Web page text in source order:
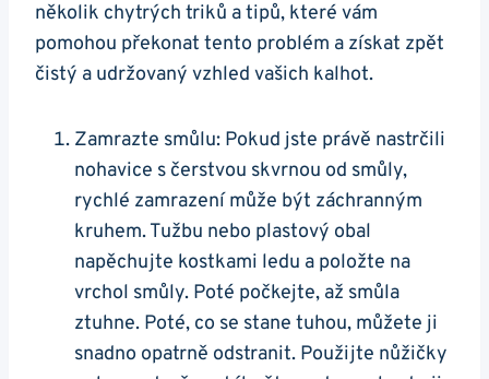
několik chytrých triků a tipů, které vám
pomohou překonat tento problém a získat zpět
čistý a udržovaný vzhled vašich kalhot.
Zamrazte smůlu: Pokud jste právě nastrčili
nohavice s čerstvou skvrnou od smůly,
rychlé zamrazení může být záchranným
kruhem. Tužbu nebo plastový obal
napěchujte kostkami ledu a položte na
vrchol smůly. Poté počkejte, až smůla
ztuhne. Poté, co se stane tuhou, můžete ji
snadno opatrně odstranit. Použijte nůžičky